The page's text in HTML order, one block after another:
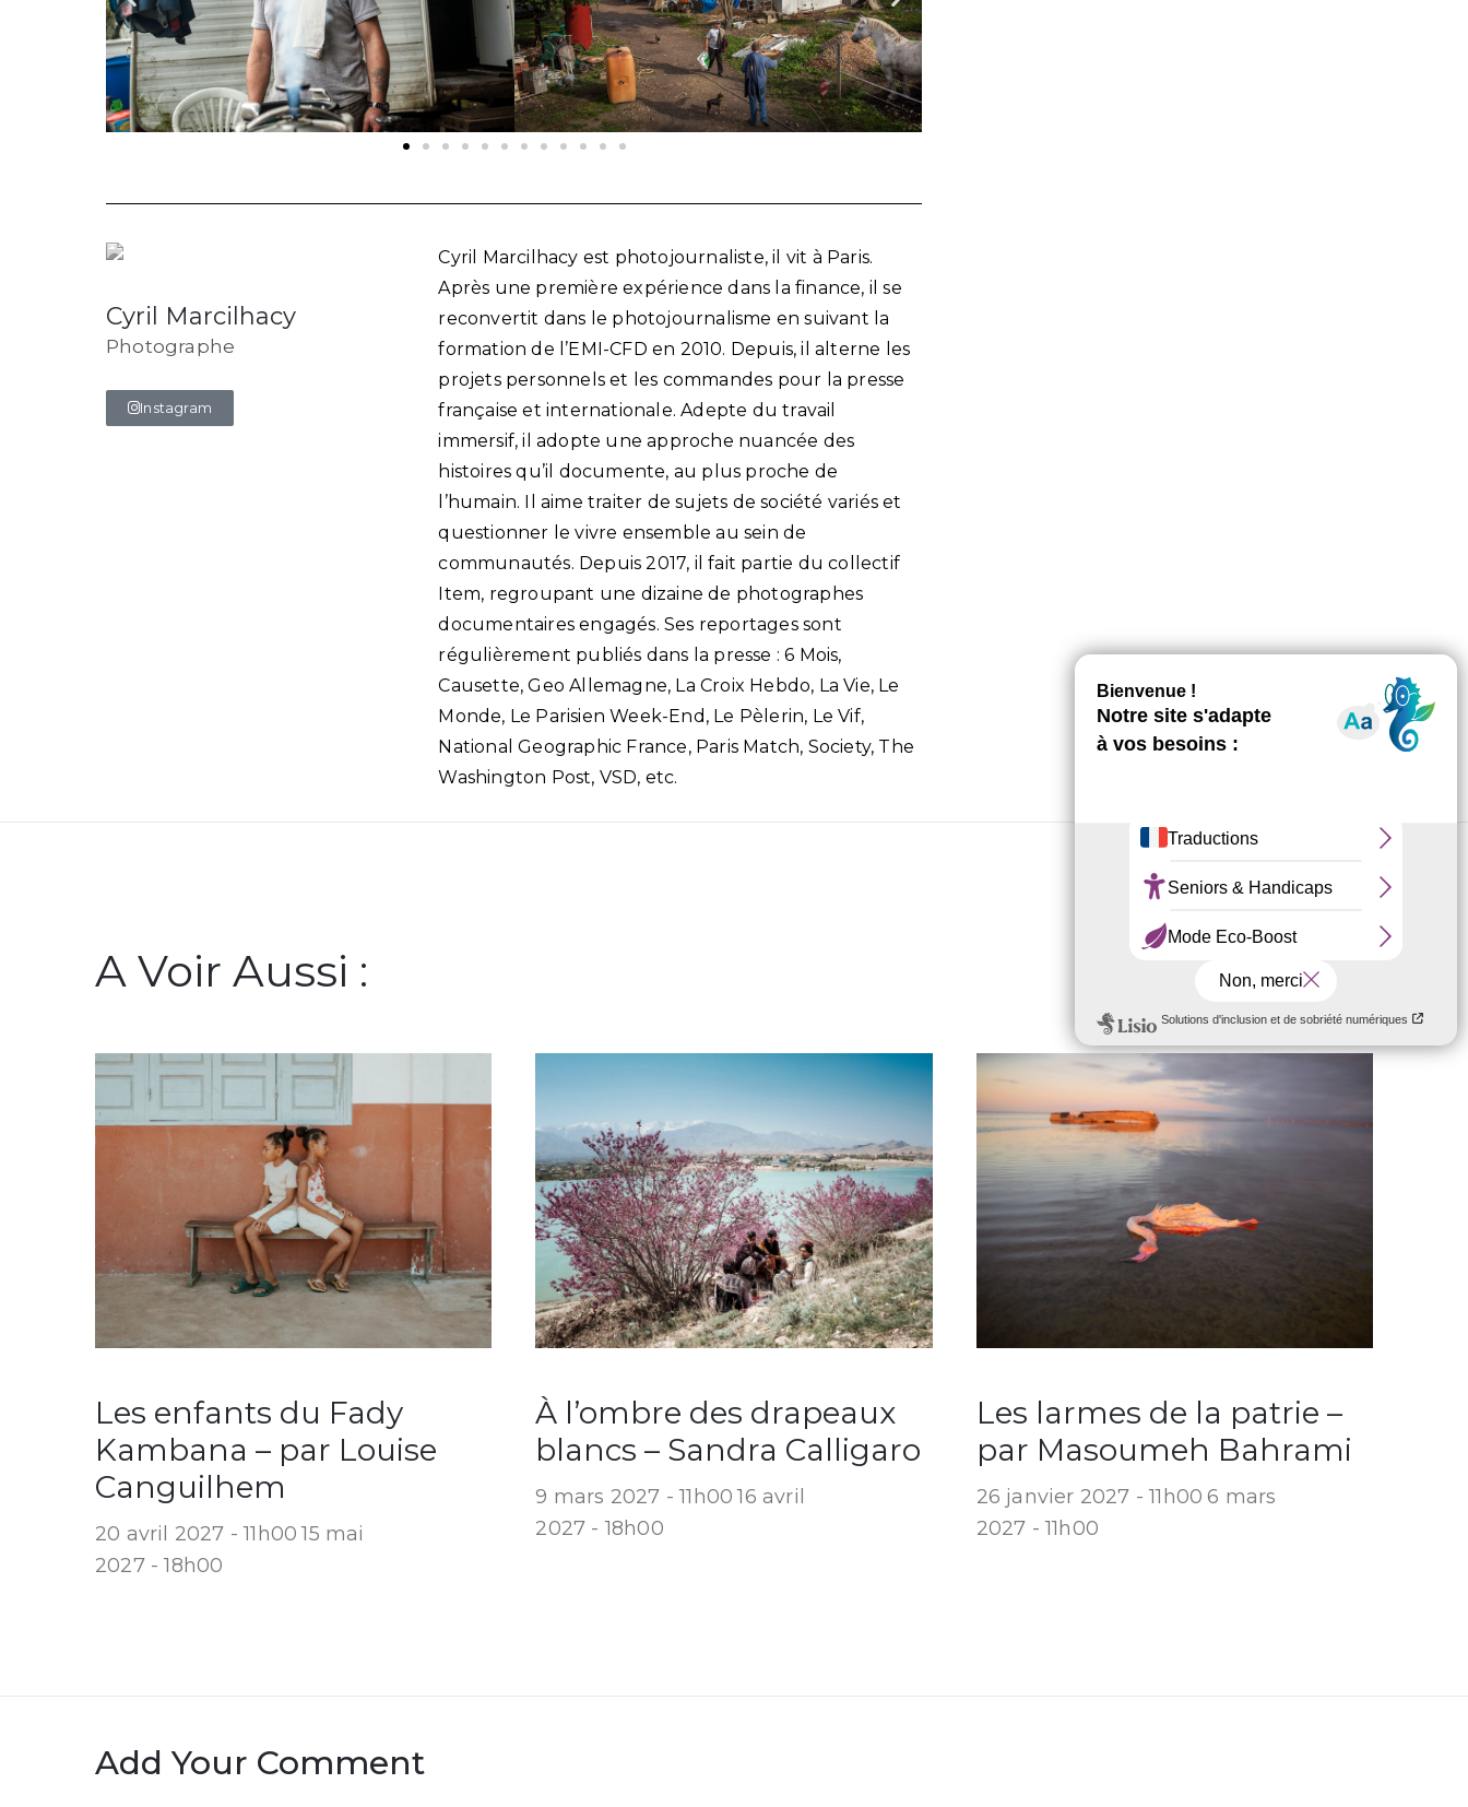
Cyril Marcilhacy
Photographe
Instagram
Cyril Marcilhacy est photojournaliste, il vit à Paris.
Après une première expérience dans la finance, il se
reconvertit dans le photojournalisme en suivant la
formation de l’EMI-CFD en 2010. Depuis, il alterne les
projets personnels et les commandes pour la presse
française et internationale. Adepte du travail
immersif, il adopte une approche nuancée des
histoires qu’il documente, au plus proche de
l’humain. Il aime traiter de sujets de société variés et
questionner le vivre ensemble au sein de
communautés. Depuis 2017, il fait partie du collectif
Item, regroupant une dizaine de photographes
documentaires engagés. Ses reportages sont
régulièrement publiés dans la presse : 6 Mois,
Causette, Geo Allemagne, La Croix Hebdo, La Vie, Le
Monde, Le Parisien Week-End, Le Pèlerin, Le Vif,
National Geographic France, Paris Match, Society, The
Washington Post, VSD, etc.
A Voir Aussi :
Les enfants du Fady
Kambana – par Louise
Canguilhem
20 avril 2027 - 11h00 15 mai
2027 - 18h00
À l’ombre des drapeaux
blancs – Sandra Calligaro
9 mars 2027 - 11h00 16 avril
2027 - 18h00
Les larmes de la patrie –
par Masoumeh Bahrami
26 janvier 2027 - 11h00 6 mars
2027 - 11h00
Add Your Comment